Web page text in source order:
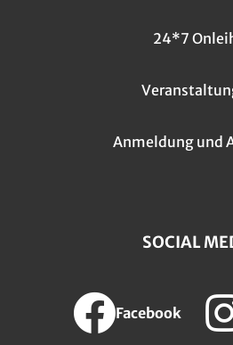
24*7
Anmeldung und
SOCIAL
Facebook